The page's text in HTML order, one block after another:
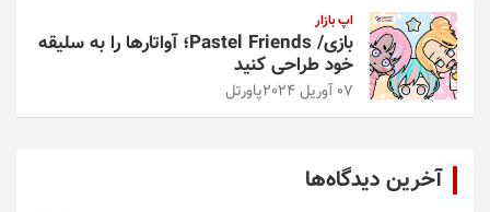
اپ بازار
بازی/ Pastel Friends؛ آواتارها را به سلیقه
خود طراحی کنید
07 آوریل 2024 پاورتل
آخرین دیدگاه‌ها